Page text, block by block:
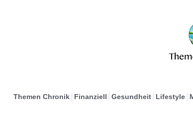
Themen Chronik Finanziell Gesundheit Lifestyle